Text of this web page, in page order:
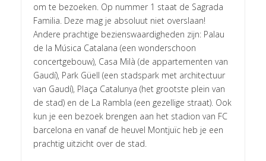
om te bezoeken. Op nummer 1 staat de Sagrada
Familia. Deze mag je absoluut niet overslaan!
Andere prachtige bezienswaardigheden zijn: Palau
de la Música Catalana (een wonderschoon
concertgebouw), Casa Milà (de appartementen van
Gaudí), Park Güell (een stadspark met architectuur
van Gaudí), Plaça Catalunya (het grootste plein van
de stad) en de La Rambla (een gezellige straat). Ook
kun je een bezoek brengen aan het stadion van FC
barcelona en vanaf de heuvel Montjuïc heb je een
prachtig uitzicht over de stad.